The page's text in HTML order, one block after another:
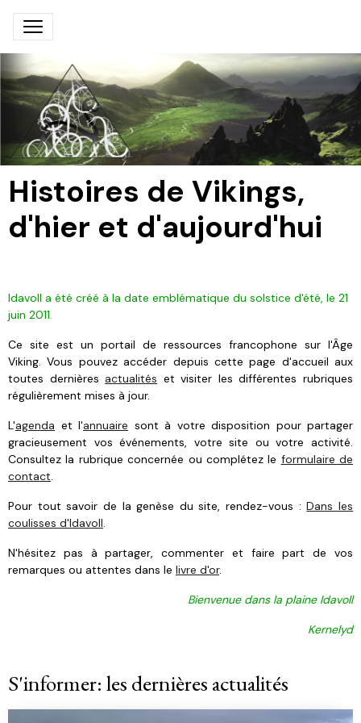
Histoires de Vikings,
d'hier et d'aujourd'hui
Idavoll a été créé à la date emblématique du solstice d'été, le 21
juin 2011.
Ce site est un portail de ressources francophone sur l'Âge
Viking. Vous pouvez accéder depuis cette page d'accueil aux
toutes dernières actualités et visiter les différentes rubriques
régulièrement mises à jour.
L'agenda et l'annuaire sont à votre disposition pour partager
gracieusement vos événements, votre site ou votre activité.
Consultez la rubrique concernée ou complétez le formulaire de
contact
Pour tout savoir de la genèse du site, rendez-vous :Dans les
coulisses d'Idavoll
N'hésitez pas à partager, commenter et faire part de vos
remarques ou attentes dans le livre d'or.
Bienvenue dans la plaine Idavoll
Kernelyd
S'informer: les dernières actualités